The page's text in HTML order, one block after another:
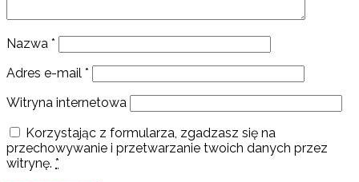
Nazwa *
Adres e-mail *
Witryna internetowa
Korzystając z formularza, zgadzasz się na
przechowywanie i przetwarzanie twoich danych przez
witrynę. *